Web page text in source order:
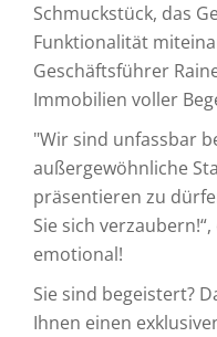
Schmuckstück, das
Funktionalität
Geschäftsführer
Immobilien voller
"Wir sind unfassbar
außergewöhnliche
präsentieren zu
Sie sich
emotional!
Sie sind begeistert?
Ihnen einen